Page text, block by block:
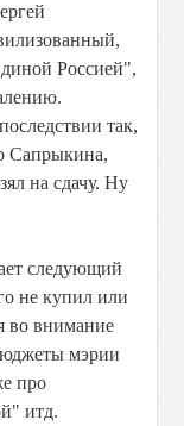
Россией",
так,
Сапрыкина,
на сдачу. Ну
следующий
не купил или
во внимание
мэрии
про
итд.